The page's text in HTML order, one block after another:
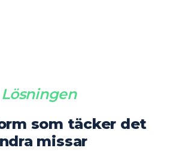
Lösningen
som täcker det
missar